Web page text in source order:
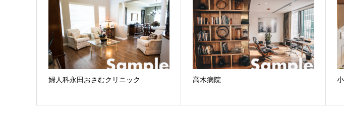
婦人科永田おさむクリニック 高木病院